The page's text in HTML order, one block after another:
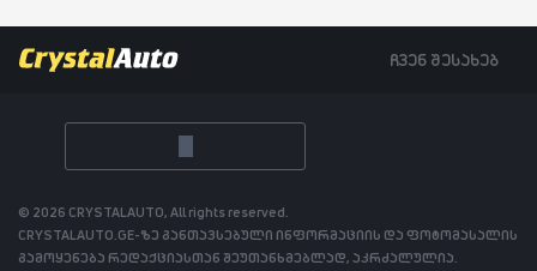
ჩვენ შესახებ
© 2026 CRYSTALAUTO, All rights reserved.
CRYSTALAUTO.GE-ზე განთავსებული ინფორმაციის და ფოტომასალის
გამოყენება რედაქციასთან შეუთანხმებლად, აკრძალულია.